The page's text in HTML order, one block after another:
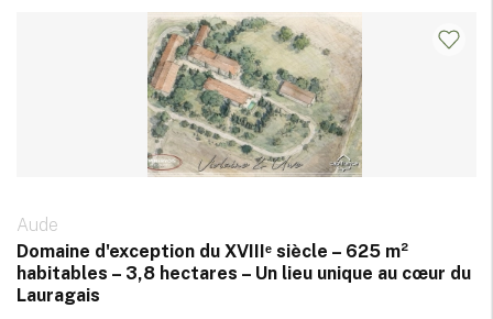
Aude
Domaine d'exception du XVIIIᵉ siècle – 625 m²
habitables – 3,8 hectares – Un lieu unique au cœur du
Lauragais